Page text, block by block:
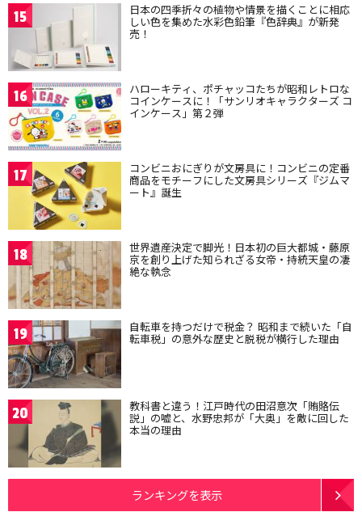
15 日本の四季折々の植物や情景を描くことに相応
しい色を集めた水彩色鉛筆『色辞典』が新発
売！
16 ハローキティ、ポチャッコたちが昭和レトロな
コインケースに！「サンリオキャラクターズ コ
インケース」第２弾
17 コンビニおにぎりが文房具に！コンビニの定番
商品をモチーフにした文房具シリーズ『ジムマ
ート』誕生
18 世界遺産決定で脚光！日本初の巨大都城・藤原
京を創り上げた知られざる女帝・持統天皇の凄
絶な執念
19 自転車を持つだけで税金？ 昭和まで続いた「自
転車税」の意外な歴史と脱税が横行した理由
20 教科書と違う！江戸時代の田沼意次「賄賂伝
説」の嘘と、水野忠邦が「大奥」を敵に回した
本当の理由
ランキングを表示